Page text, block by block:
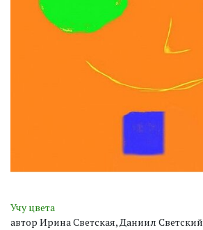
Учу цвета
автор Ирина Светская, Даниил Светский